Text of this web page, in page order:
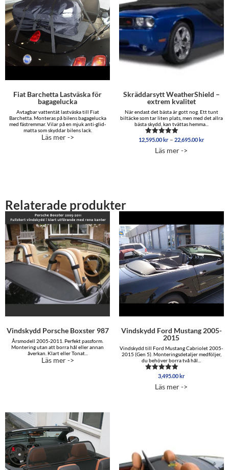
Fiat Barchetta Lastväska för
bagagelucka
Avtagbar vattentät lastväska till Fiat
Barchetta. Monteras på bilens bagagelucka
med fästremmar. Vilar på en mjuk anti-glid-
matta som skyddar bilens lack.
Läs mer ->
Skräddarsytt WeatherShield –
extrem kvalitet
När endast det bästa är gott nog. Ett tunt
biltäcke som tar liten plats, men med det allra
bästa skydd, kan tvättas hemma...
Betygsatt
av 5
12,595.00kr – 22,695.00kr
Läs mer ->
Relaterade produkter
Vindskydd Porsche Boxster 987
Årsmodell 2005-2011. Perfekt passform.
Montering utan att borra hål eller annan
åverkan. Klart eller Tonat...
Läs mer ->
Vindskydd Ford Mustang 2005-
2015
Vindskydd till Ford Mustang Cabriolet 2005-
2015 (Gen 5). Monteringsdetaljer medföljer,
du behöver borra två hål...
Betygsatt
av 5
3,495.00kr
Läs mer ->